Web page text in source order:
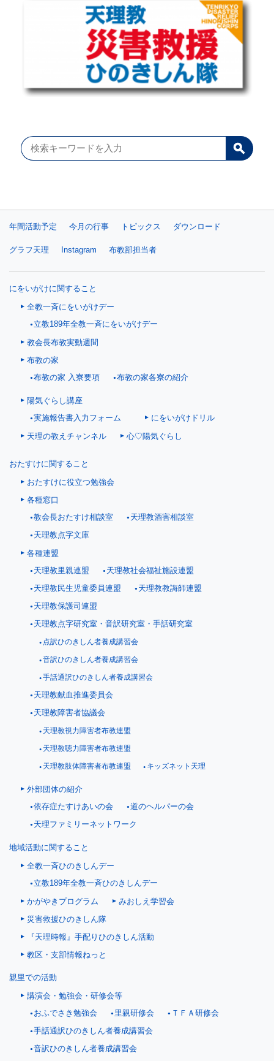
年間活動予定 今月の行事 トピックス ダウンロード
グラフ天理 Instagram 布教部担当者
にをいがけに関すること
全教一斉にをいがけデー
立教189年全教一斉にをいがけデー
教会長布教実動週間
布教の家
布教の家 入寮要項 布教の家各寮の紹介
陽気ぐらし講座
実施報告書入力フォーム
にをいがけドリル
天理の教えチャンネル
心♡陽気ぐらし
おたすけに関すること
おたすけに役立つ勉強会
各種窓口
教会長おたすけ相談室 天理教酒害相談室
天理教点字文庫
各種連盟
天理教里親連盟 天理教社会福祉施設連盟
天理教民生児童委員連盟 天理教教誨師連盟
天理教保護司連盟
天理教点字研究室・音訳研究室・手話研究室
点訳ひのきしん者養成講習会
音訳ひのきしん者養成講習会
手話通訳ひのきしん者養成講習会
天理教献血推進委員会
天理教障害者協議会
天理教視力障害者布教連盟
天理教聴力障害者布教連盟
天理教肢体障害者布教連盟 キッズネット天理
外部団体の紹介
依存症たすけあいの会 道のヘルパーの会
天理ファミリーネットワーク
地域活動に関すること
全教一斉ひのきしんデー
立教189年全教一斉ひのきしんデー
かがやきプログラム
みおしえ学習会
災害救援ひのきしん隊
『天理時報』手配りひのきしん活動
教区・支部情報ねっと
親里での活動
講演会・勉強会・研修会等
おふでさき勉強会 里親研修会 ＴＦＡ研修会
手話通訳ひのきしん者養成講習会
音訳ひのきしん者養成講習会